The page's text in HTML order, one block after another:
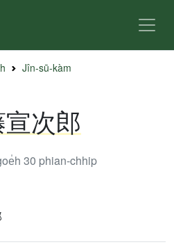
Jîn-sū-kàm
次郎
30 phian-chhip